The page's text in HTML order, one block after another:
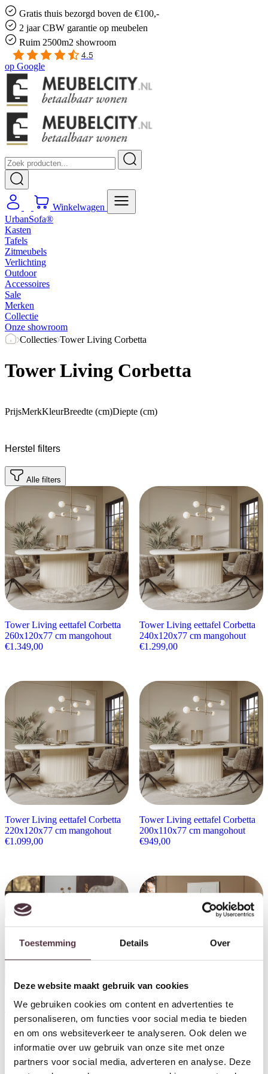
Toestemming Details Over
Deze website maakt gebruik van cookies
We gebruiken cookies om content en advertenties te
personaliseren, om functies voor social media te bieden
en om ons websiteverkeer te analyseren. Ook delen we
informatie over uw gebruik van onze site met onze
partners voor social media, adverteren en analyse. Deze
Gratis thuis bezorgd boven de €100,-
2 jaar CBW garantie op meubelen
Ruim 2500m2 showroom
4.5
op Google
Winkelwagen
UrbanSofa®
Kasten
Tafels
Zitmeubels
Verlichting
Outdoor
Accessoires
Sale
Merken
Collectie
Onze showroom
Collecties Tower Living Corbetta
Tower Living Corbetta
PrijsMerkKleurBreedte (cm)Diepte (cm)
Herstel filters
Alle filters
Tower Living eettafel Corbetta
260x120x77 cm mangohout
€1.349,00
Tower Living eettafel Corbetta
240x120x77 cm mangohout
€1.299,00
Tower Living eettafel Corbetta
220x120x77 cm mangohout
€1.099,00
Tower Living eettafel Corbetta
200x110x77 cm mangohout
€949,00
Tower Living salontafel
Corbetta 120x70x40 cm
mangohout stone finish
379,00
Corbetta 200x45x45 cm
€869,00